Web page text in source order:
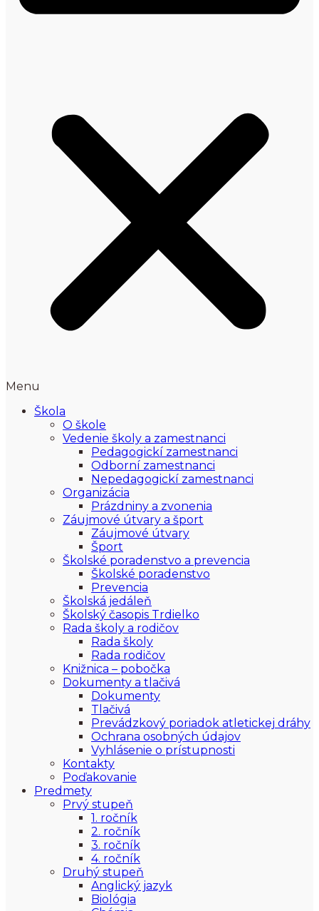
Menu
Škola
O škole
Vedenie školy a zamestnanci
Pedagogickí zamestnanci
Odborní zamestnanci
Nepedagogickí zamestnanci
Organizácia
Prázdniny a zvonenia
Záujmové útvary a šport
Záujmové útvary
Šport
Školské poradenstvo a prevencia
Školské poradenstvo
Prevencia
Školská jedáleň
Školský časopis Trdielko
Rada školy a rodičov
Rada školy
Rada rodičov
Knižnica – pobočka
Dokumenty a tlačivá
Dokumenty
Tlačivá
Prevádzkový poriadok atletickej dráhy
Ochrana osobných údajov
Vyhlásenie o prístupnosti
Kontakty
Poďakovanie
Predmety
Prvý stupeň
1. ročník
2. ročník
3. ročník
4. ročník
Druhý stupeň
Anglický jazyk
Biológia